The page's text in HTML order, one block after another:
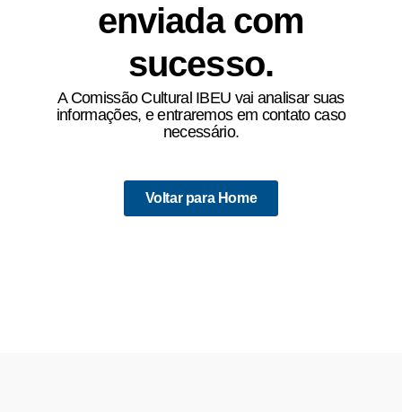
enviada com
sucesso.
A Comissão Cultural IBEU vai analisar suas
informações, e entraremos em contato caso
necessário.
Voltar para Home